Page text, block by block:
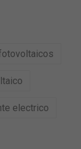
electrico